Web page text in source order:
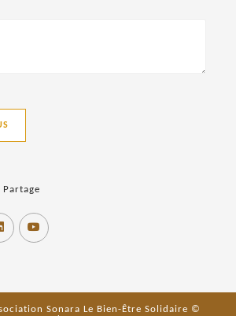
Sonara Le Bien-Être Solidaire ©